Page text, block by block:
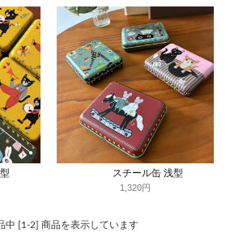
スチール缶 浅型
1,320円
中 [1-2] 商品を表示しています